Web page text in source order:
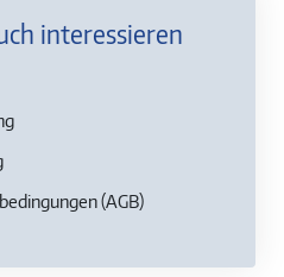
interessieren
(AGB)